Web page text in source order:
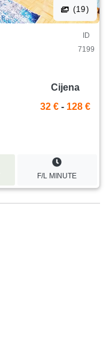
(19)
ID
7199
Cijena
32 € - 128 €
F/L MINUTE